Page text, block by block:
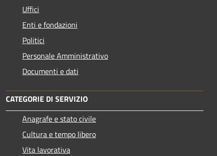
Uffici
Enti e fondazioni
Politici
Personale Amministrativo
Documenti e dati
CATEGORIE DI SERVIZIO
Anagrafe e stato civile
Cultura e tempo libero
Vita lavorativa